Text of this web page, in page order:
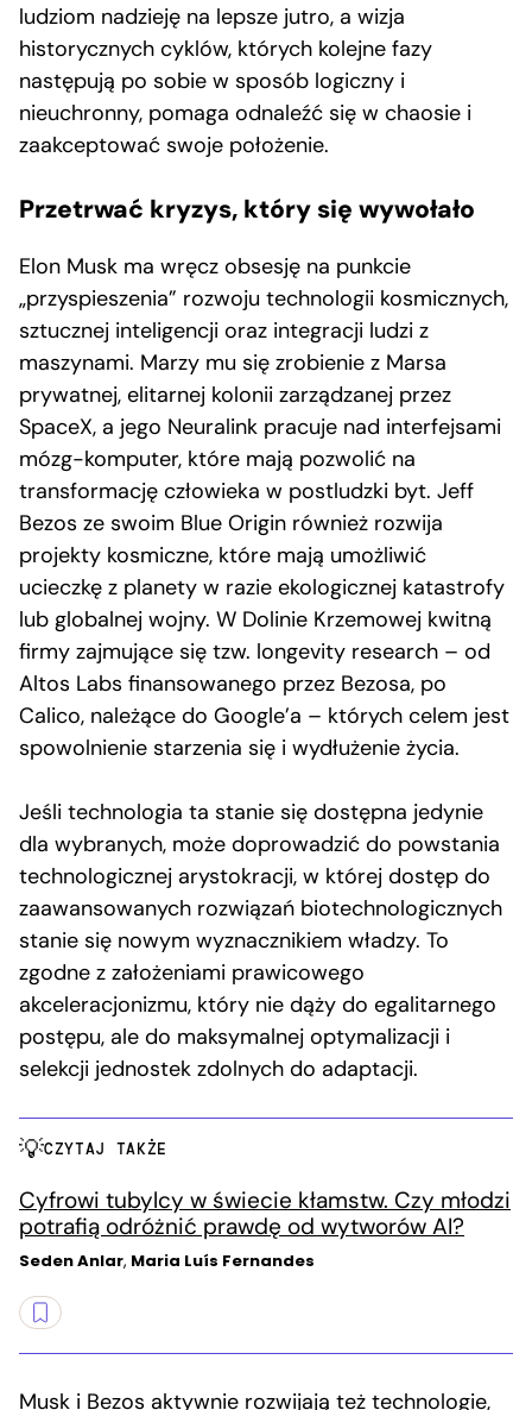
ludziom nadzieję na lepsze jutro, a wizja
historycznych cyklów, których kolejne fazy
następują po sobie w sposób logiczny i
nieuchronny, pomaga odnaleźć się w chaosie i
zaakceptować swoje położenie.
Przetrwać kryzys, który się wywołało
Elon Musk ma wręcz obsesję na punkcie
„przyspieszenia” rozwoju technologii kosmicznych,
sztucznej inteligencji oraz integracji ludzi z
maszynami. Marzy mu się zrobienie z Marsa
prywatnej, elitarnej kolonii zarządzanej przez
SpaceX, a jego Neuralink pracuje nad interfejsami
mózg-komputer, które mają pozwolić na
transformację człowieka w postludzki byt. Jeff
Bezos ze swoim Blue Origin również rozwija
projekty kosmiczne, które mają umożliwić
ucieczkę z planety w razie ekologicznej katastrofy
lub globalnej wojny. W Dolinie Krzemowej kwitną
firmy zajmujące się tzw. longevity research – od
Altos Labs finansowanego przez Bezosa, po
Calico, należące do Google’a – których celem jest
spowolnienie starzenia się i wydłużenie życia.
Jeśli technologia ta stanie się dostępna jedynie
dla wybranych, może doprowadzić do powstania
technologicznej arystokracji, w której dostęp do
zaawansowanych rozwiązań biotechnologicznych
stanie się nowym wyznacznikiem władzy. To
zgodne z założeniami prawicowego
akceleracjonizmu, który nie dąży do egalitarnego
postępu, ale do maksymalnej optymalizacji i
selekcji jednostek zdolnych do adaptacji.
CZYTAJ TAKŻE
Cyfrowi tubylcy w świecie kłamstw. Czy młodzi
potrafią odróżnić prawdę od wytworów AI?
Seden Anlar, Maria Luís Fernandes
Musk i Bezos aktywnie rozwijają też technologie,